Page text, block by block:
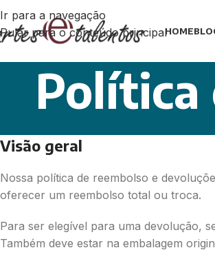
Ir para a navegação
Pular para o conteúdo principalHOME
Política
Visão geral
Nossa política de reembolso e
oferecer um reembolso total ou troca.
Para ser elegível para uma devolução,
Também deve estar na embalagem